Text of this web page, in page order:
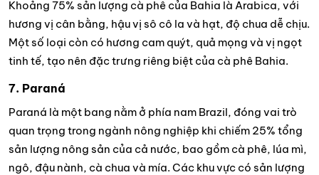
Khoảng 75% sản lượng cà phê của Bahia là Arabica, với
hương vị cân bằng, hậu vị sô cô la và hạt, độ chua dễ chịu.
Một số loại còn có hương cam quýt, quả mọng và vị ngọt
tinh tế, tạo nên đặc trưng riêng biệt của cà phê Bahia.
7. Paraná
Paraná là một bang nằm ở phía nam Brazil, đóng vai trò
quan trọng trong ngành nông nghiệp khi chiếm 25% tổng
sản lượng nông sản của cả nước, bao gồm cà phê, lúa mì,
ngô, đậu nành, cà chua và mía. Các khu vực có sản lượng